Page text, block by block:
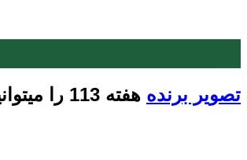
تصویر برنده هفته 113 را میتوانید مشاهده بفرمایید: